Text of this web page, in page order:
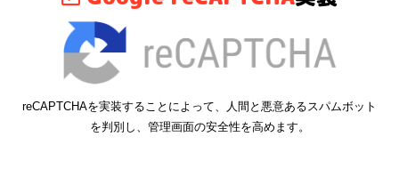
reCAPTCHAを実装することによって、人間と悪意あるスパムボット
を判別し、管理画面の安全性を高めます。